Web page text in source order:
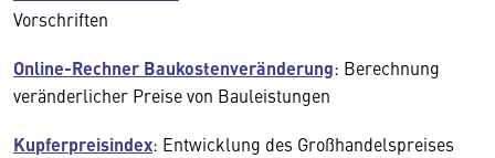
Vorschriften
Online-Rechner Baukostenveränderung: Berechnung
veränderlicher Preise von Bauleistungen
Kupferpreisindex: Entwicklung des Großhandelspreises